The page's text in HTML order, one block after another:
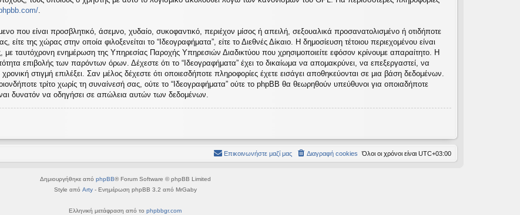
που είναι προσβλητικό, άσεμνο, χυδαίο, συκοφαντικό, περιέχον μίσος ή απειλή, σεξουαλικά προσανατολισμένο ή οτιδήποτε
της χώρας στην οποία φιλοξενείται το “Ιδεογραφήματα”, είτε το Διεθνές Δίκαιο. Η δημοσίευση τέτοιου περιεχομένου είναι
ταυτόχρονη ενημέρωση της Υπηρεσίας Παροχής Υπηρεσιών Διαδικτύου που χρησιμοποιείτε εφόσον κρίνουμε απαραίτητο. Η
επιβολής των παρόντων όρων. Δέχεστε ότι το “Ιδεογραφήματα” έχει το δικαίωμα να απομακρύνει, να επεξεργαστεί, να
στιγμή επιλέξει. Σαν μέλος δέχεστε ότι οποιεσδήποτε πληροφορίες έχετε εισάγει αποθηκεύονται σε μια βάση δεδομένων.
τρίτο χωρίς τη συναίνεσή σας, ούτε το “Ιδεογραφήματα” ούτε το phpBB θα θεωρηθούν υπεύθυνοι για οποιαδήποτε
δυνατόν να οδηγήσει σε απώλεια αυτών των δεδομένων.
Όλοι οι χρόνοι είναι UTC+03:00
Διαγραφή cookies
Επικοινωνήστε μαζί μας
Δημιουργήθηκε από phpBB® Forum Software © phpBB Limited
Style από Arty- Ενημέρωση phpBB 3.2 από MrGaby
Ελληνική μετάφραση από το phpbbgr.com